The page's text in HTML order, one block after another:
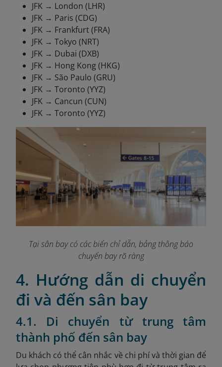
JFK → London (LHR)
JFK → Paris (CDG)
JFK → Frankfurt (FRA)
JFK → Tokyo (NRT)
JFK → Dubai (DXB)
JFK → Hong Kong (HKG)
JFK → São Paulo (GRU)
JFK → Toronto (YYZ)
JFK → Cancun (CUN)
JFK → Toronto (YYZ)
Tại sân bay có các biển chỉ dẫn, bảng thông báo
chuyến bay rõ ràng
4. Hướng dẫn di chuyển
đi và đến sân bay
4.1. Di chuyển từ trung tâm
thành phố đến sân bay
Du khách có thể cân nhắc về chi phí và thời gian để